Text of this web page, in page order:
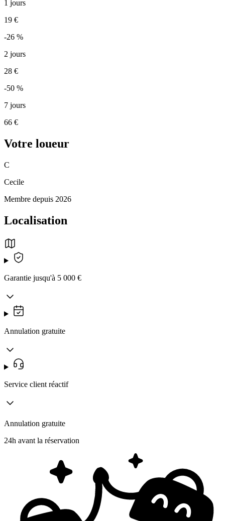
1 jours
19 €
-26 %
2 jours
28 €
-50 %
7 jours
66 €
Votre loueur
C
Cecile
Membre depuis 2026
Localisation
Garantie jusqu'à 5 000 €
Annulation gratuite
Service client réactif
Annulation gratuite
24h avant la réservation